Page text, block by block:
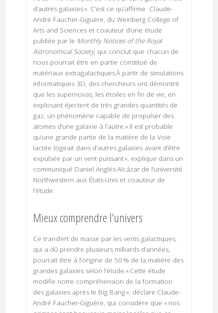
d’autres galaxies ». C’est ce qu’affirme Claude-
André Faucher-Giguère, du Weinberg College of
Arts and Sciences et coauteur d’une étude
publiée par le Monthly Notices of the Royal
Astronomical Society, qui conclut que chacun de
nous pourrait être en partie constitué de
matériaux extragalactiques.À partir de simulations
informatiques 3D, des chercheurs ont démontré
que les supernovas, les étoiles en fin de vie, en
explosant éjectent de très grandes quantités de
gaz, un phénomène capable de propulser des
atomes d’une galaxie à l’autre.« Il est probable
qu’une grande partie de la matière de la Voie
lactée logeait dans d’autres galaxies avant d’être
expulsée par un vent puissant », explique dans un
communiqué Daniel Anglés-Alcázar de l’université
Northwestern aux États-Unis et coauteur de
l’étude.
Mieux comprendre l’univers
Ce transfert de masse par les vents galactiques,
qui a dû prendre plusieurs milliards d’années,
pourrait être à l’origine de 50 % de la matière des
grandes galaxies selon l’étude.« Cette étude
modifie notre compréhension de la formation
des galaxies après le Big Bang », déclare Claude-
André Faucher-Giguère, qui considère que « nos